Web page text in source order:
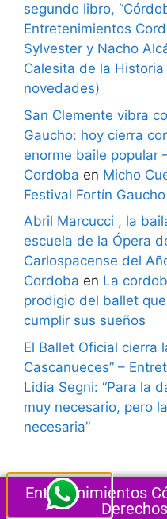
segundo libro,
Entretenimientos
Sylvester y Nacho
Calesita de la
novedades)
San Clemente vibra
Gaucho: hoy cierra
enorme baile popular
Cordoba en Micho
Festival Fortín
Abril Marcucci , la
escuela de la Ópera
Carlospacense del
Cordoba en La
prodigio del ballet
cumplir sus sueños
El Ballet Oficial cierra
Cascanueces” –
Lidia Segni: “Para la
muy necesario, pero
necesaria”
Entretenimientos